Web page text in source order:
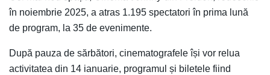
în noiembrie 2025, a atras 1.195 spectatori în prima lună
de program, la 35 de evenimente.
După pauza de sărbători, cinematografele își vor relua
activitatea din 14 ianuarie, programul și biletele fiind